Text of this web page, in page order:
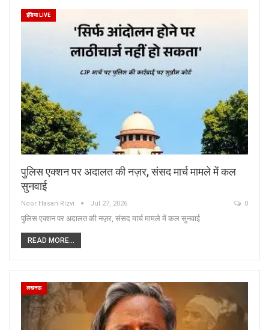
इंडिया LIVE
पुलिस एक्शन पर अदालत की नज़र, संसद मार्च मामले में कल
सुनवाई
Noor Hasan Rizvi Jul 27, 2026 0
पुलिस एक्शन पर अदालत की नज़र, संसद मार्च मामले में कल सुनवाई
READ MORE...
लखनऊ